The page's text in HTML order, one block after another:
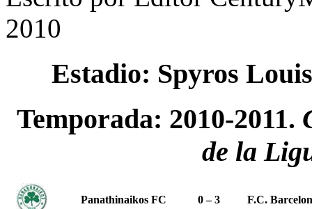
2010
Estadio: Spyros
Temporada: 2010-2011.
de la
Panathinaikos FC 0 – 3 F.C.